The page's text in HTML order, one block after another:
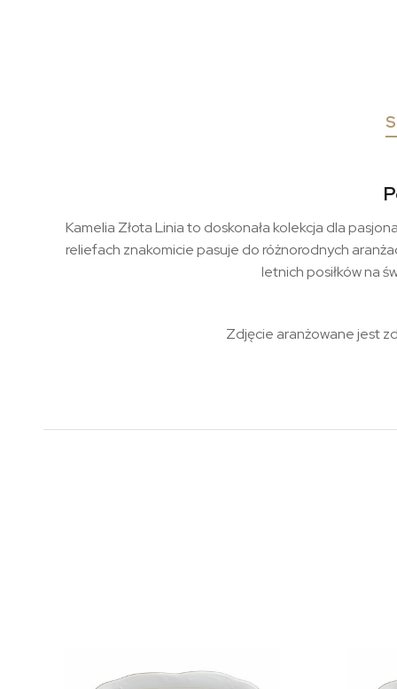
Kamelia Złota Linia to doskonała kolekcja dla
reliefach znakomicie pasuje do różnorodnych
letnich posiłków na
Zdjęcie aranżowane jest